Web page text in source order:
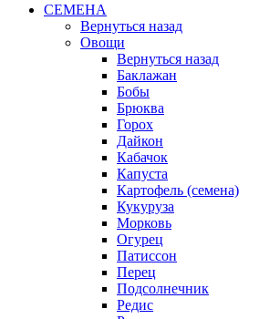
СЕМЕНА
Вернуться назад
Овощи
Вернуться назад
Баклажан
Бобы
Брюква
Горох
Дайкон
Кабачок
Капуста
Картофель (семена)
Кукуруза
Морковь
Огурец
Патиссон
Перец
Подсолнечник
Редис